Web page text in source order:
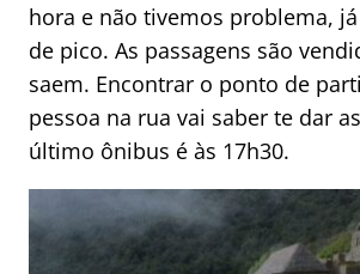
hora e não tivemos problema,
de pico. As passagens são
saem. Encontrar o ponto de
pessoa na rua vai saber te dar
último ônibus é às 17h30.